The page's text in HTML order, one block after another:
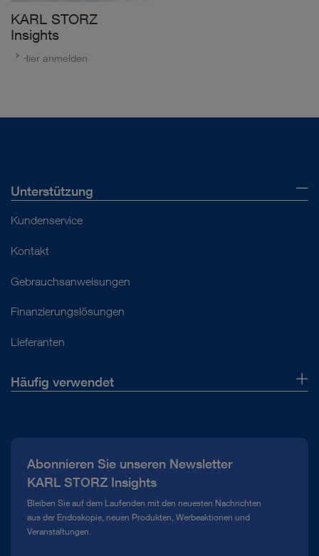
KARL STORZ
Insights
Hier anmelden
Unterstützung
Kundenservice
Kontakt
Gebrauchsanweisungen
Finanzierungslösungen
Lieferanten
Häufig verwendet
Compliance Hotline
Mediathek
Abonnieren Sie unseren Newsletter
KARL STORZ Insights
Bleiben Sie auf dem Laufenden mit den neuesten Nachrichten
aus der Endoskopie, neuen Produkten, Werbeaktionen und
Veranstaltungen.